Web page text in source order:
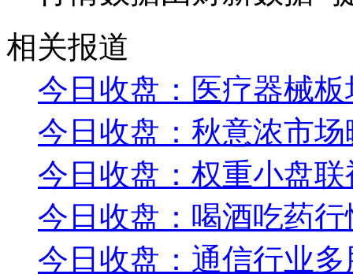
相关报道
今日收盘：医疗器械
今日收盘：秋意浓市
今日收盘：权重小盘
今日收盘：喝酒吃药
今日收盘：通信行业